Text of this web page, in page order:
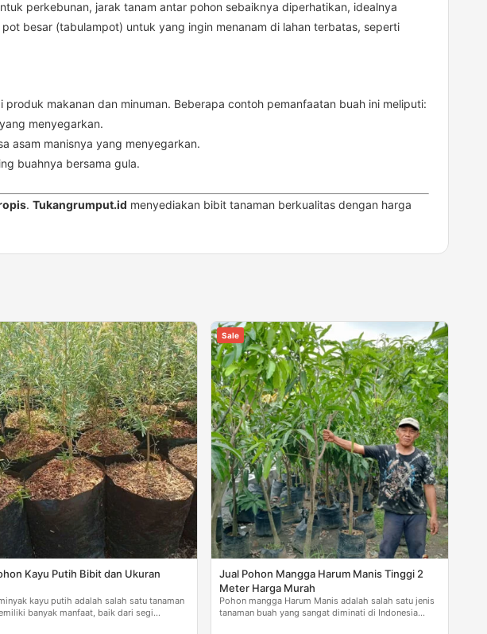
perkebunan, jarak tanam antar pohon sebaiknya diperhatikan, idealnya
besar (tabulampot) untuk yang ingin menanam di lahan terbatas, seperti
makanan dan minuman. Beberapa contoh pemanfaatan buah ini meliputi:
menyegarkan.
asam manisnya yang menyegarkan.
buahnya bersama gula.
. Tukangrumput.id menyediakan bibit tanaman berkualitas dengan harga
Kayu Putih Bibit dan Ukuran
kayu putih adalah salah satu tanaman
banyak manfaat, baik dari segi...
Sale
Jual Pohon Mangga Harum Manis Tinggi 2
Meter Harga Murah
Pohon mangga Harum Manis adalah salah satu jenis
tanaman buah yang sangat diminati di Indonesia...